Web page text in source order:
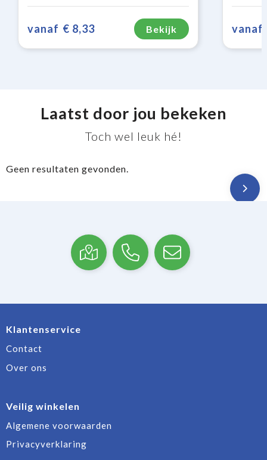
vanaf € 8,33 Bekijk vanaf
Laatst door jou bekeken
Toch wel leuk hé!
Geen resultaten gevonden.
Klantenservice
Contact
Over ons
Veilig winkelen
Algemene voorwaarden
Privacyverklaring